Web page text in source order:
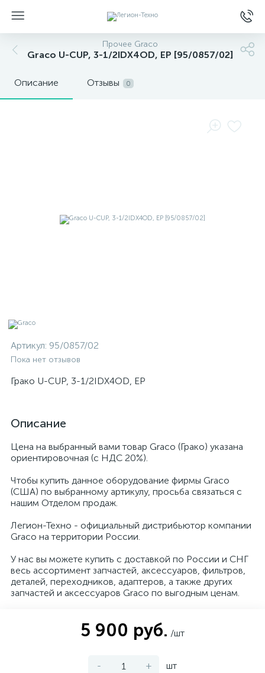
Прочее Graco
Graco U-CUP, 3-1/2IDX4OD, EP [95/0857/02]
Описание Отзывы 0
Артикул: 95/0857/02
Пока нет отзывов
Грако U-CUP, 3-1/2IDX4OD, EP
Описание
Цена на выбранный вами товар Graco (Грако) указана
ориентировочная (с НДС 20%).
Чтобы купить данное оборудование фирмы Graco
(США) по выбранному артикулу, просьба связаться с
нашим Отделом продаж.
Легион-Техно - официальный дистрибьютор компании
Graco на территории России.
У нас вы можете купить с доставкой по России и СНГ
весь ассортимент запчастей, аксессуаров, фильтров,
деталей, переходников, адаптеров, а также других
запчастей и аксессуаров Graco по выгодным ценам.
5 900 руб. /шт
- + шт